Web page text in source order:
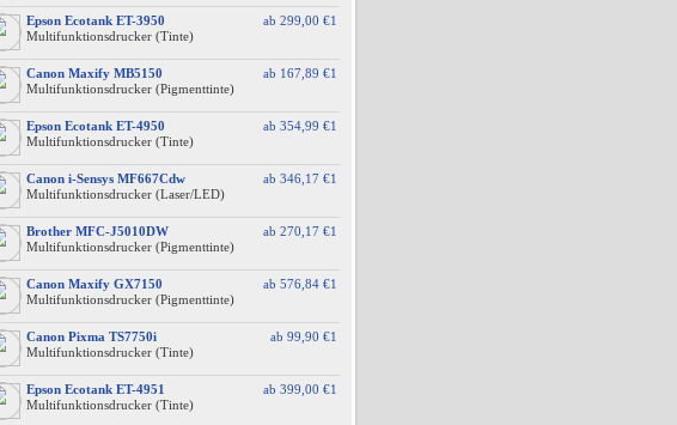
ab 299,00 €1
Epson Ecotank ET-3950
Multifunktionsdrucker (Tinte)
ab 167,89 €1
Canon Maxify MB5150
Multifunktionsdrucker (Pigmenttinte)
ab 354,99 €1
Epson Ecotank ET-4950
Multifunktionsdrucker (Tinte)
ab 346,17 €1
Canon i-Sensys MF667Cdw
Multifunktionsdrucker (Laser/LED)
ab 270,17 €1
Brother MFC-J5010DW
Multifunktionsdrucker (Pigmenttinte)
ab 576,84 €1
Canon Maxify GX7150
Multifunktionsdrucker (Pigmenttinte)
ab 99,90 €1
Canon Pixma TS7750i
Multifunktionsdrucker (Tinte)
ab 399,00 €1
Epson Ecotank ET-4951
Multifunktionsdrucker (Tinte)